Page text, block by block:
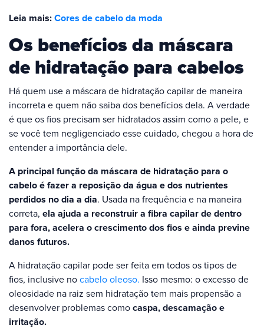
Leia mais: Cores de cabelo da moda
Os benefícios da máscara
de hidratação para cabelos
Há quem use a máscara de hidratação capilar de maneira
incorreta e quem não saiba dos benefícios dela. A verdade
é que os fios precisam ser hidratados assim como a pele, e
se você tem negligenciado esse cuidado, chegou a hora de
entender a importância dele.
A principal função da máscara de hidratação para o
cabelo é fazer a reposição da água e dos nutrientes
perdidos no dia a dia. Usada na frequência e na maneira
correta, ela ajuda a reconstruir a fibra capilar de dentro
para fora, acelera o crescimento dos fios e ainda previne
danos futuros.
A hidratação capilar pode ser feita em todos os tipos de
fios, inclusive no cabelo oleoso. Isso mesmo: o excesso de
oleosidade na raiz sem hidratação tem mais propensão a
desenvolver problemas como caspa, descamação e
irritação.